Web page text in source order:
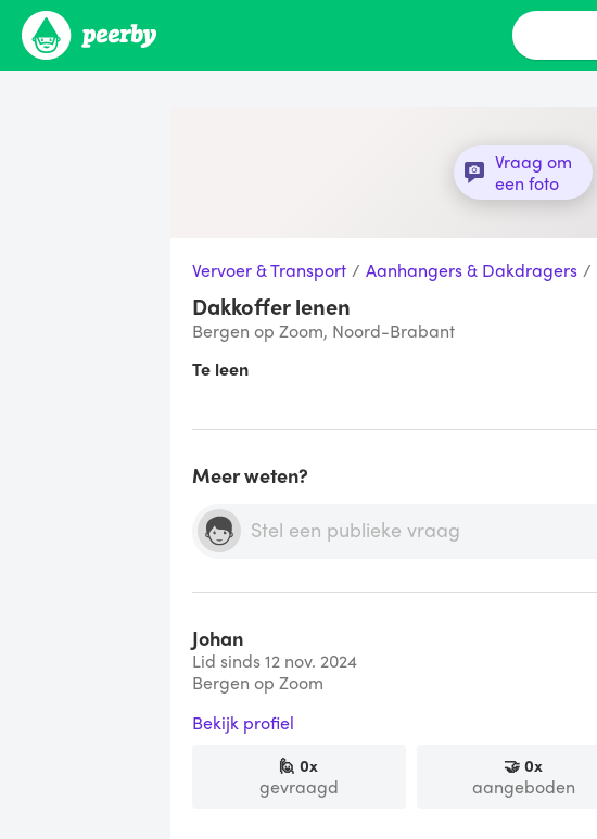
Vraag om
een foto
Vervoer & Transport / Aanhangers & Dakdragers /
Dakkoffer lenen
Bergen op Zoom, Noord-Brabant
Te leen
Meer weten?
Johan
Lid sinds 12 nov. 2024
Bergen op Zoom
Bekijk profiel
🙋0x
gevraagd
🤝0x
aangeboden